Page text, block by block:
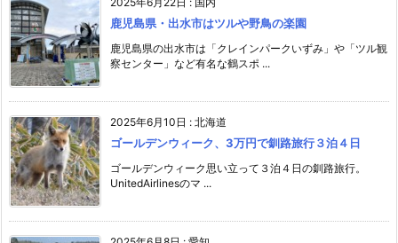
鹿児島県・出水市はツルや野鳥の楽園
鹿児島県の出水市は「クレインパークいずみ」や「ツル観
察センター」など有名な鶴スポ ...
2025年6月10日 : 北海道
ゴールデンウィーク、3万円で釧路旅行３泊４日
ゴールデンウィーク思い立って３泊４日の釧路旅行。
UnitedAirlinesのマ ...